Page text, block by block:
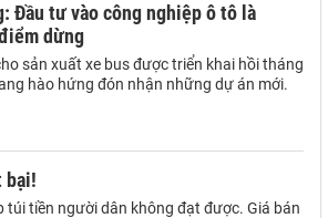
Đầu tư vào công nghiệp ô tô là
dừng
sản xuất xe bus được triển khai hồi tháng
hào hứng đón nhận những dự án mới.
bại!
túi tiền người dân không đạt được. Giá bán